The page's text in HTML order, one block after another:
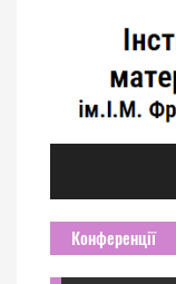
Конференції